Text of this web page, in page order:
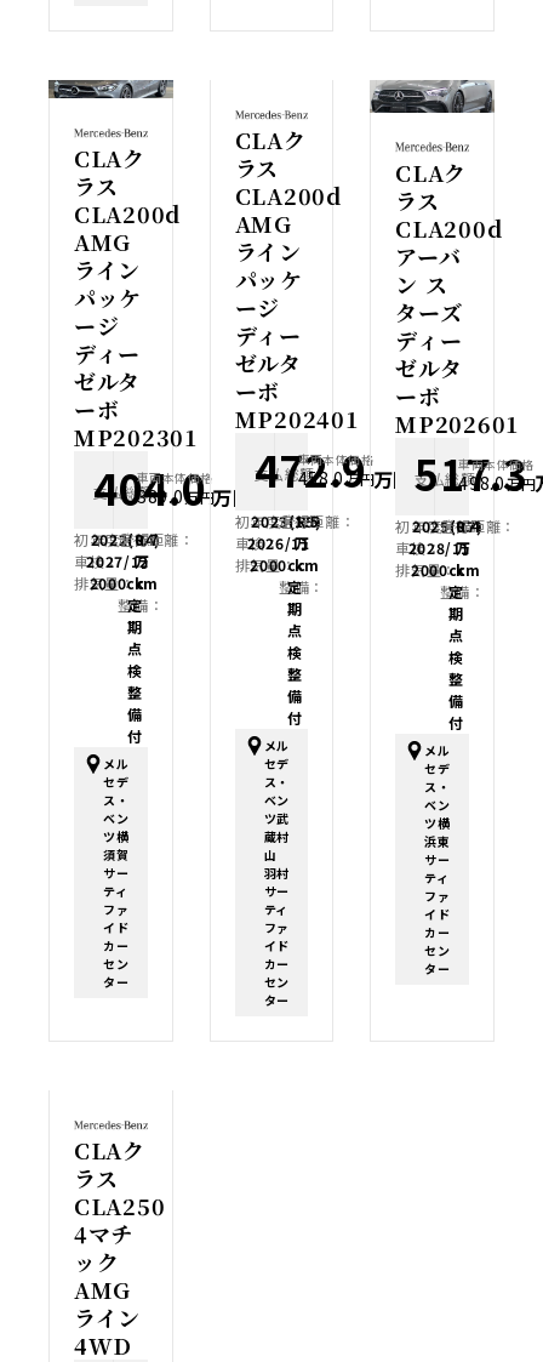
CLAク
ラス
CLA200d
AMG
ライン
パッケ
ージ
ディー
ゼルタ
ーボ
MP202301
支払総額
404.0 万円
車両本体価格
389.0万円
初年度登録：
2022(R4)
車検：
2027/12
排気量：
2000cc
走行距離：
0.7
万
km
整備：
定
期
点
検
整
備
付
メル
セデ
ス・
ベン
ツ横
須賀
サー
ティ
ファ
イド
カー
セン
ター
CLAク
ラス
CLA200d
AMG
ライン
パッケ
ージ
ディー
ゼルタ
ーボ
MP202401
支払総額
472.9 万円
車両本体価格
458.0万円
初年度登録：
2023(R5)
車検：
2026/11
排気量：
2000cc
走行距離：
1.5
万
km
整備：
定
期
点
検
整
備
付
メル
セデ
ス・
ベン
ツ武
蔵村
山
羽村
サー
ティ
ファ
イド
カー
セン
ター
CLAク
ラス
CLA200d
アーバ
ン ス
ターズ
ディー
ゼルタ
ーボ
MP202601
支払総額
517.3
車両本体価格
498.0万円
初年度登録：
2025(R7)
車検：
2028/11
排気量：
2000cc
走行距離：
0.4
万
km
整備：
定
期
点
検
整
備
付
メル
セデ
ス・
ベン
ツ横
浜東
サー
ティ
ファ
イド
カー
セン
ター
CLAク
ラス
CLA250
4マチ
ック
AMG
ライン
4WD